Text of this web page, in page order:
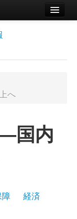
へ
国内
経済